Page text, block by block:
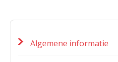
Algemene informatie